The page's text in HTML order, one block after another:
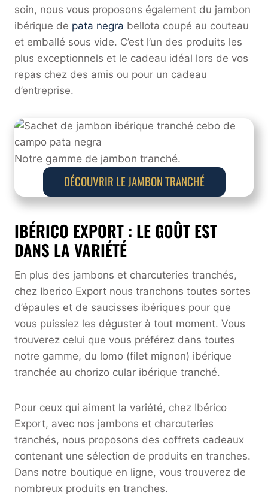
soin, nous vous proposons également du jambon
ibérique de pata negra bellota coupé au couteau
et emballé sous vide. C’est l’un des produits les
plus exceptionnels et le cadeau idéal lors de vos
repas chez des amis ou pour un cadeau
d’entreprise.
Notre gamme de jambon tranché.
DÉCOUVRIR LE JAMBON TRANCHÉ
IBÉRICO EXPORT : LE GOÛT EST
DANS LA VARIÉTÉ
En plus des jambons et charcuteries tranchés,
chez Iberico Export nous tranchons toutes sortes
d’épaules et de saucisses ibériques pour que
vous puissiez les déguster à tout moment. Vous
trouverez celui que vous préférez dans toutes
notre gamme, du lomo (filet mignon) ibérique
tranchée au chorizo cular ibérique tranché.
Pour ceux qui aiment la variété, chez Ibérico
Export, avec nos jambons et charcuteries
tranchés, nous proposons des coffrets cadeaux
contenant une sélection de produits en tranches.
Dans notre boutique en ligne, vous trouverez de
nombreux produits en tranches.